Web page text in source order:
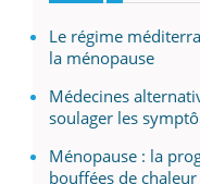
Le régime
la ménopause
Médecines
soulager les
Ménopause : la
bouffées de